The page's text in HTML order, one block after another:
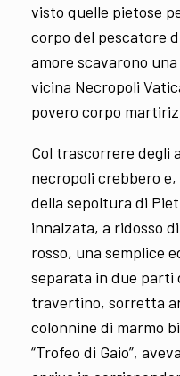
visto quelle pietose
corpo del pescatore
amore scavarono
vicina Necropoli
povero corpo
Col trascorrere degli
necropoli crebbero
della sepoltura di
innalzata, a ridosso
rosso, una semplice
separata in due parti
travertino, sorretta
colonnine di marmo
“Trofeo di Gaio”,